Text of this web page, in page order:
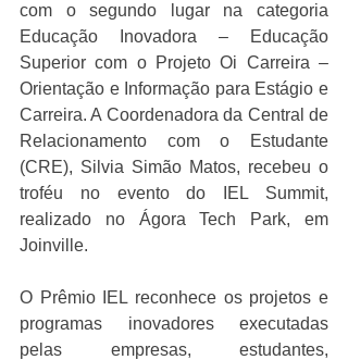
com o segundo lugar na categoria
Educação Inovadora – Educação
Superior com o Projeto Oi Carreira –
Orientação e Informação para Estágio e
Carreira. A Coordenadora da Central de
Relacionamento com o Estudante
(CRE), Silvia Simão Matos, recebeu o
troféu no evento do IEL Summit,
realizado no Ágora Tech Park, em
Joinville.
O Prêmio IEL reconhece os projetos e
programas inovadores executadas
pelas empresas, estudantes,